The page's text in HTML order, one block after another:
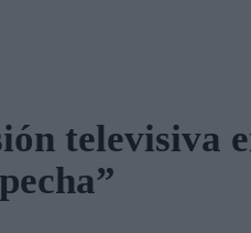
Linares Andalucía
televisiva